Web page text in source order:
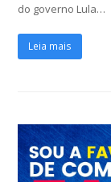
do governo Lula…
Leia mais